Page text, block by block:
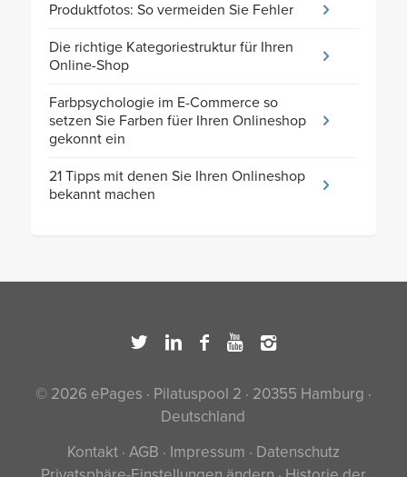
Produktfotos: So vermeiden Sie Fehler
Die richtige Kategoriestruktur für Ihren
Online-Shop
Farbpsychologie im E-Commerce so
setzen Sie Farben füer Ihren Onlineshop
gekonnt ein
21 Tipps mit denen Sie Ihren Onlineshop
bekannt machen
© 2026 ePages · Pilatuspool 2 · 20355 Hamburg ·
Deutschland
Kontakt· AGB · Impressum · Datenschutz